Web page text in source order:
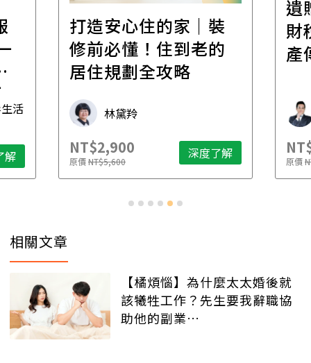
活
解
打造安心住的家｜裝
修前必懂！住到老的
居住規劃全攻略
林黛羚
NT$2,900
原價NT$5,600 深度了解
遺
財
產
原價
相關文章
【橘煩惱】為什麼太太婚後就
該犧牲工作？先生要我辭職協
助他的副業…